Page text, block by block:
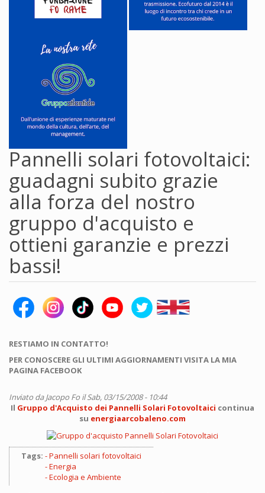
Pannelli solari fotovoltaici:
guadagni subito grazie
alla forza del nostro
gruppo d'acquisto e
ottieni garanzie e prezzi
bassi!
RESTIAMO IN CONTATTO!
PER CONOSCERE GLI ULTIMI AGGIORNAMENTI VISITA LA MIA
PAGINA FACEBOOK
Inviato daJacopo Fo il Sab, 03/15/2008 - 10:44
Il Gruppo d'Acquisto dei Pannelli Solari Fotovoltaici continua
su energiaarcobaleno.com
Tags:
Pannelli solari fotovoltaici
Energia
Ecologia e Ambiente